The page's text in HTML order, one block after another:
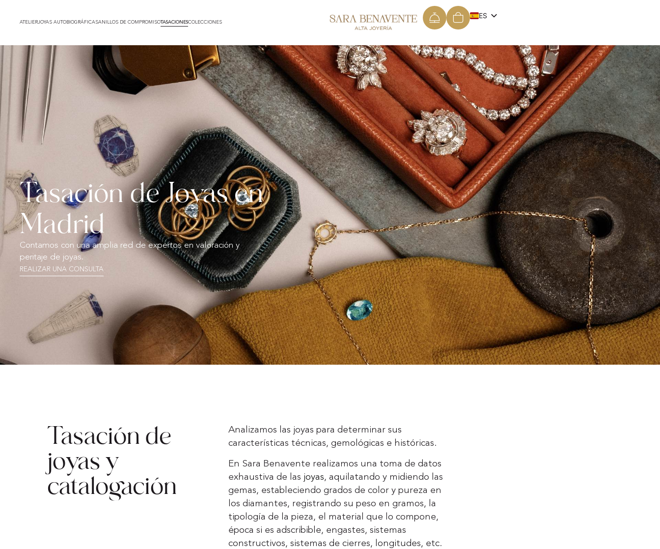
ATELIERJOYAS AUTOBIOGRÁFICASANILLOS DE COMPROMISOTASACIONESCOLECCIONES
ES
Tasación de Joyas en
Madrid
Contamos con una amplia red de expertos en valoración y
peritaje de joyas.
REALIZAR UNA CONSULTA
Tasación de
joyas y
catalogación
Analizamos las joyas para determinar sus
características técnicas, gemológicas e históricas.
En Sara Benavente realizamos una toma de datos
exhaustiva de las joyas, aquilatando y midiendo las
gemas, estableciendo grados de color y pureza en
los diamantes, registrando su peso en gramos, la
tipología de la pieza, el material que lo compone,
época si es adscribible, engastes, sistemas
constructivos, sistemas de cierres, longitudes, etc.